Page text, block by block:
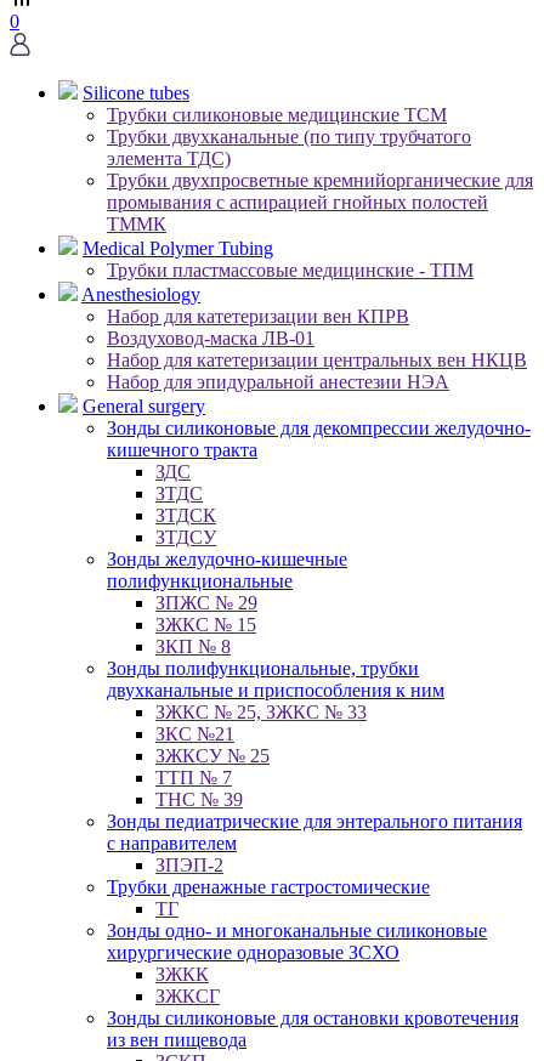
0
Silicone tubes
Трубки силиконовые медицинские ТСМ
Трубки двухканальные (по типу трубчатого
элемента ТДС)
Трубки двухпросветные кремнийорганические для
промывания с аспирацией гнойных полостей
ТММК
Medical Polymer Tubing
Трубки пластмассовые медицинские - ТПМ
Anesthesiology
Набор для катетеризации вен КПРВ
Воздуховод-маска ЛВ-01
Набор для катетеризации центральных вен НКЦВ
Набор для эпидуральной анестезии НЭА
General surgery
Зонды силиконовые для декомпрессии желудочно-
кишечного тракта
ЗДС
ЗТДС
ЗТДСК
ЗТДСУ
Зонды желудочно-кишечные
полифункциональные
ЗПЖС № 29
ЗЖКС № 15
ЗКП № 8
Зонды полифункциональные, трубки
двухканальные и приспособления к ним
ЗЖКС № 25, ЗЖКС № 33
ЗКС №21
ЗЖКСУ № 25
ТТП № 7
ТНС № 39
Зонды педиатрические для энтерального питания
с направителем
ЗПЭП-2
Трубки дренажные гастростомические
ТГ
Зонды одно- и многоканальные силиконовые
хирургические одноразовые ЗСХО
ЗЖКК
ЗЖКСГ
Зонды силиконовые для остановки кровотечения
из вен пищевода